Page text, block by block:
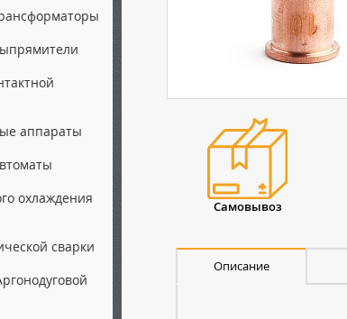
Самовывоз
Описание
аппараты
охлаждения
сварки